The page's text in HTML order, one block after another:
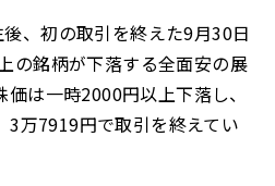
、初の取引を終えた9月30日
の銘柄が下落する全面安の展
は一時2000円以上下落し、
万7919円で取引を終えてい